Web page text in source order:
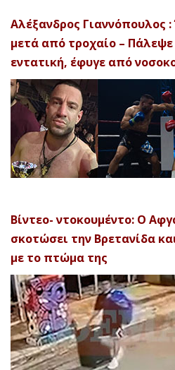
Αλέξανδρος Γιαννόπουλος
μετά από τροχαίο – Πάλεψε
εντατική, έφυγε από
Βίντεο- ντοκουμέντο: Ο
σκοτώσει την Βρετανίδα
με το πτώμα της